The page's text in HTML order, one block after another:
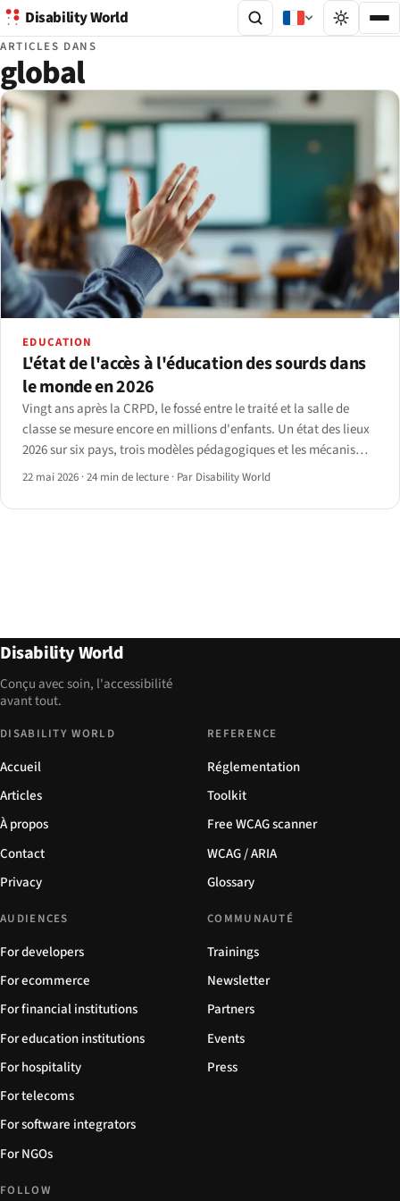
Disability World
ARTICLES DANS
global
EDUCATION
L'état de l'accès à l'éducation des sourds dans
le monde en 2026
Vingt ans après la CRPD, le fossé entre le traité et la salle de
classe se mesure encore en millions d'enfants. Un état des lieux
2026 sur six pays, trois modèles pédagogiques et les mécanismes
politiques qui commencent à le combler.
22 mai 2026 ·24 min de lecture · Par Disability World
Disability World
Conçu avec soin, l'accessibilité
avant tout.
DISABILITY WORLD
Accueil
Articles
À propos
Contact
Privacy
REFERENCE
Réglementation
Toolkit
Free WCAG scanner
WCAG / ARIA
Glossary
AUDIENCES
For developers
For ecommerce
For financial institutions
For education institutions
For hospitality
For telecoms
For software integrators
For NGOs
COMMUNAUTÉ
Trainings
Newsletter
Partners
Events
Press
FOLLOW